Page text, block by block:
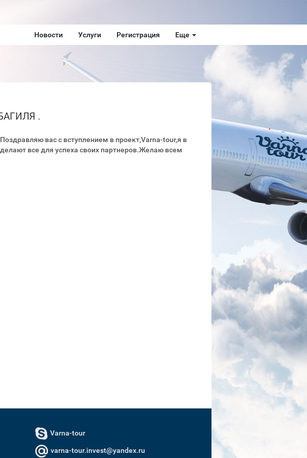
Новости Услуги Регистрация Еще
.
вас с вступлением в проект,Varna-tour,я в
все для успеха своих партнеров.Желаю всем
ваши мечты сбылись!!!
Varna-tour
varna-tour.invest@yandex.ru